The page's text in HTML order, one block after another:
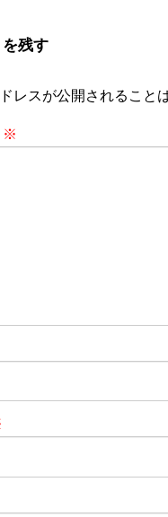
残す
レスが公開されること
※